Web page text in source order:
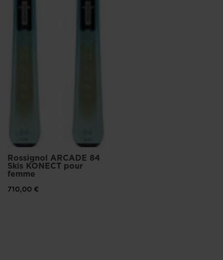
Rossignol ARCADE 84
Skis KONECT pour
femme
710,00 €